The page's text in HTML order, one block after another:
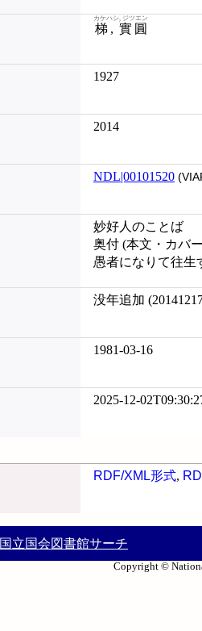
梯, 實圓
カケハシ, ジツエン
1927
2014
NDL|00101520
妙好人のことば
奥付 (本文・カバ
愚者になりて往生
没年追加
1981-03-16
2025-12-
RDF/XML形式,
国立国会図書館サーチ
Copyright ©